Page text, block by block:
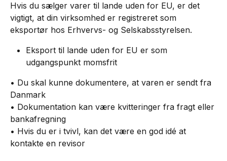
Hvis du sælger varer til lande uden for EU, er det
vigtigt, at din virksomhed er registreret som
eksportør hos Erhvervs- og Selskabsstyrelsen.
Eksport til lande uden for EU er som
udgangspunkt momsfrit
• Du skal kunne dokumentere, at varen er sendt fra
Danmark
• Dokumentation kan være kvitteringer fra fragt eller
bankafregning
• Hvis du er i tvivl, kan det være en god idé at
kontakte en revisor